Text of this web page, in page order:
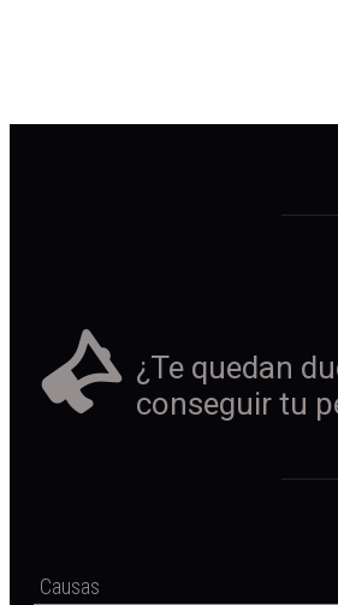
¿Te quedan
conseguir tu
Causas